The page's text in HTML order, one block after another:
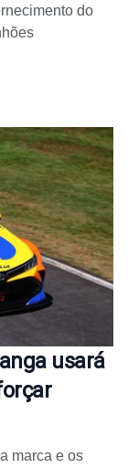
do
usará
marca e os